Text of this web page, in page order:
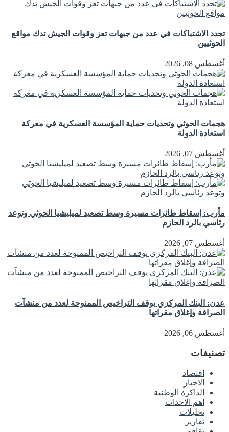
تجدد الاشتباكات في عدد من جبهات تعز وقوات الجيش تدك مواقع
الحوثيين
أغسطس 08, 2026
هجمات الحوثي وتحديات حماية المؤسسة العسكرية في معركة
استعادة الدولة
أغسطس 07, 2026
مأرب: إسقاط طائرات مسيرة وسط تصعيد لميليشيا الحوثي وتوعد
رئاسي بالرد الحازم
أغسطس 07, 2026
عدن: البنك المركزي يوقف التراخيص الممنوحة لعدد من منشآت
الصرافة وإغلاق مقراتها
أغسطس 06, 2026
تصنيفات
اقتصاد
الاخبار
الذاكرة الوطنية
اهم الاحداث
تحليلات
تقارير